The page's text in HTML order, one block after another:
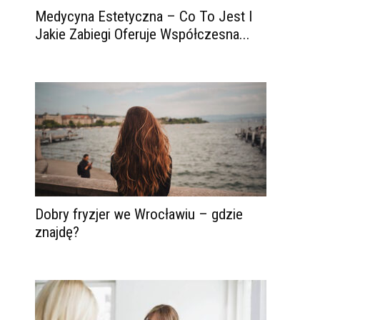
Medycyna Estetyczna – Co To Jest I
Jakie Zabiegi Oferuje Współczesna...
Dobry fryzjer we Wrocławiu – gdzie
znajdę?